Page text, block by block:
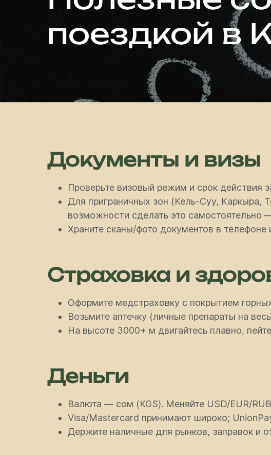
поездкой в
Документы и визы
Проверьте визовый режим и срок действия
Для приграничных зон (Кель-Суу, Каркыра,
возможности сделать это самостоятельно
Храните сканы/фото документов в
Страховка и
Оформите медстраховку с покрытием
Возьмите аптечку (личные препараты на
На высоте 3000+ м двигайтесь плавно,
Деньги
Валюта — сом (KGS). Меняйте USD/EUR/
Visa/Mastercard принимают широко;
Держите наличные для рынков, заправок и